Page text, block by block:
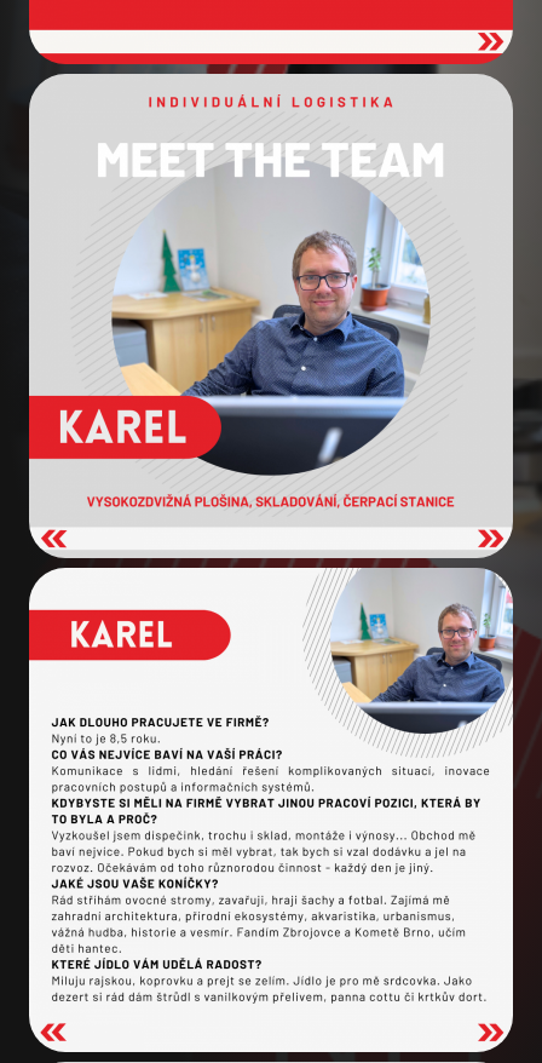
Úvod
Služby
O společnosti